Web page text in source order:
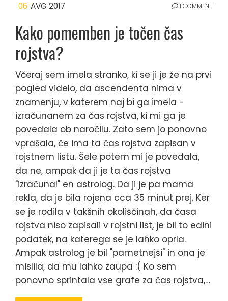
06 AVG 2017 1 COMMENT
Kako pomemben je točen čas
rojstva?
Včeraj sem imela stranko, ki se ji je že na prvi
pogled videlo, da ascendenta nima v
znamenju, v katerem naj bi ga imela -
izračunanem za čas rojstva, ki mi ga je
povedala ob naročilu. Zato sem jo ponovno
vprašala, če ima ta čas rojstva zapisan v
rojstnem listu. Šele potem mi je povedala,
da ne, ampak da ji je ta čas rojstva
"izračunal" en astrolog. Da ji je pa mama
rekla, da je bila rojena cca 35 minut prej. Ker
se je rodila v takšnih okoliščinah, da časa
rojstva niso zapisali v rojstni list, je bil to edini
podatek, na katerega se je lahko oprla.
Ampak astrolog je bil "pametnejši" in ona je
mislila, da mu lahko zaupa :( Ko sem
ponovno sprintala vse grafe za čas rojstva,…